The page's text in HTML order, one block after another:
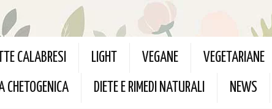
CALABRESI LIGHT VEGANE VEGETARIANE
CHETOGENICA DIETE E RIMEDI NATURALI NEWS